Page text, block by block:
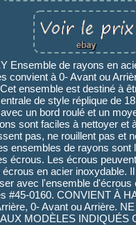
Ensemble de rayons en
convient à 0- Avant ou
ensemble est destiné à
de style réplique de
un bord roulé et un
sont faciles à nettoyer et
pas, ne rouillent pas et
ensembles de rayons sont
écrous. Les écrous
écrous en acier inoxydable.
avec l'ensemble d'écrous
#45-0160. CONVIENT À
0- Avant ou Arrière.
MODÈLES INDIQUÉS